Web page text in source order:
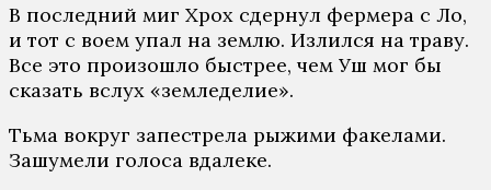
В последний миг Хрох сдернул фермера с Ло,
и тот с воем упал на землю. Излился на траву.
Все это произошло быстрее, чем Уш мог бы
сказать вслух «земледелие».
Тьма вокруг запестрела рыжими факелами.
Зашумели голоса вдалеке.